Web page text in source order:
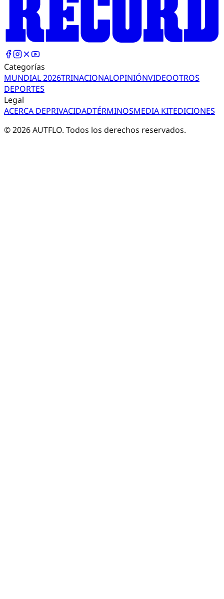
Categorías
MUNDIAL 2026TRINACIONALOPINIÓNVIDEOOTROS
DEPORTES
Legal
ACERCA DEPRIVACIDADTÉRMINOSMEDIA KITEDICIONES
©2026AUTFLO. Todos los derechos reservados.